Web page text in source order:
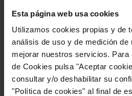
Esta página web usa cookies
Utilizamos cookies propias y de
análisis de uso y de medición de
mejorar nuestros servicios.
de Cookies pulsa "Aceptar
consultar y/o deshabilitar su
"Política de cookies" al final de
Documentos oficiales
Para la presentación de
idioma, como puede ser el de las
procesos mercantiles
recurrir atraductores